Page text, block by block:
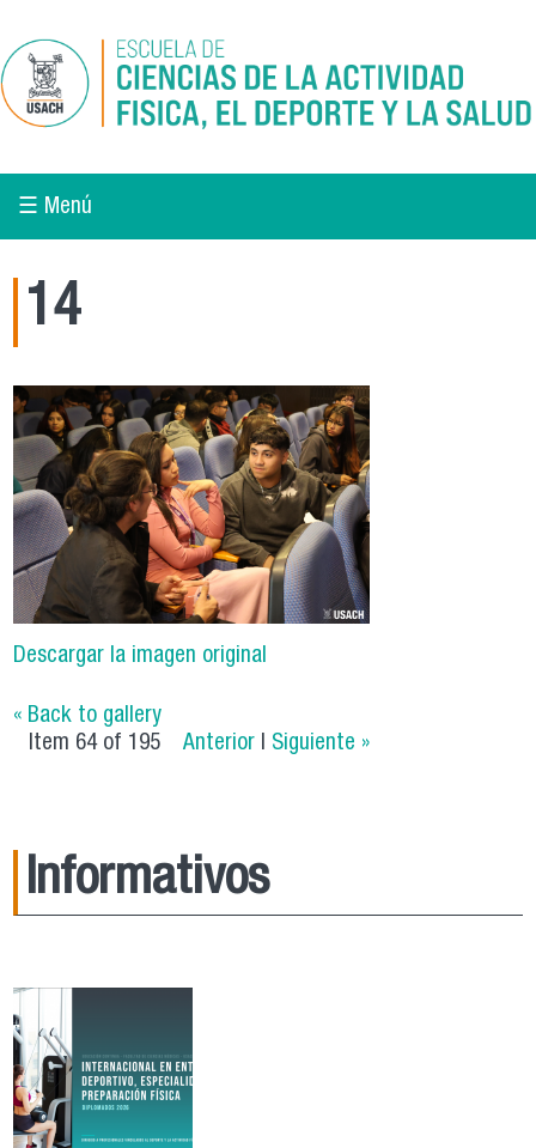
☰ Menú
14
Descargar la imagen original
« Back to gallery
Item 64 of 195
Anterior Siguiente »
Informativos